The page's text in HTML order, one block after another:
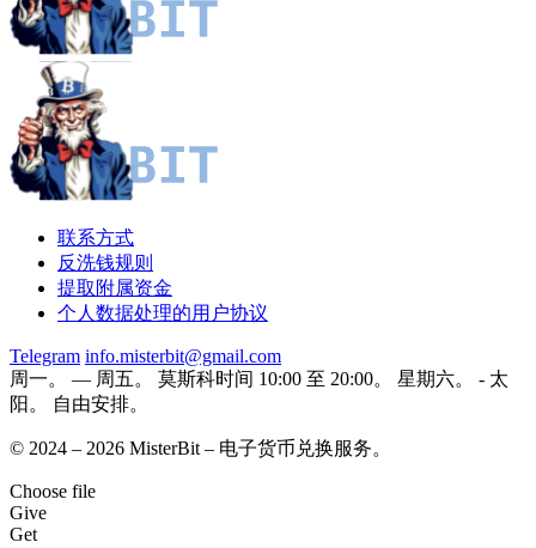
联系方式
反洗钱规则
提取附属资金
个人数据处理的用户协议
Telegram info.misterbit@gmail.com
周一。 — 周五。 莫斯科时间 10:00 至 20:00。 星期六。 - 太
阳。 自由安排。
© 2024 – 2026 MisterBit – 电子货币兑换服务。
Choose file
Give
Get